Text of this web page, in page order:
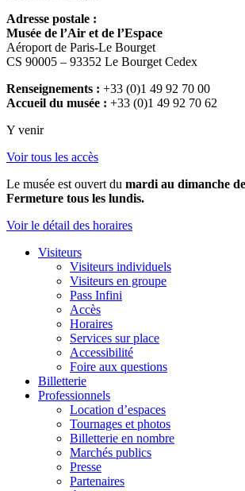
Adresse postale :
Musée de l’Air et de l’Espace
Aéroport de Paris-Le Bourget
CS 90005 – 93352 Le Bourget Cedex
Renseignements : +33 (0)1 49 92 70 00
Accueil du musée : +33 (0)1 49 92 70 62
Y venir
Voir tous les accès
Le musée est ouvert du mardi au dimanche
Fermeture tous les lundis.
Voir le détail des horaires
Visiteurs
Visiteurs individuels
Visiteurs en groupe
Pass Infini
Accès
Horaires
Services sur place
Accessibilité
Foire aux questions
Billetterie
Professionnels
Location d’espaces
Tournages et photos
Billetterie en nombre
Marchés publics
Presse
Partenaires